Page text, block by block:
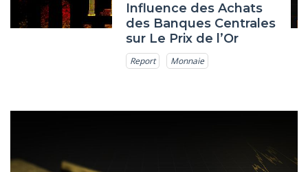
Influence des Achats
des Banques Centrales
sur Le Prix de l’Or
Report Monnaie